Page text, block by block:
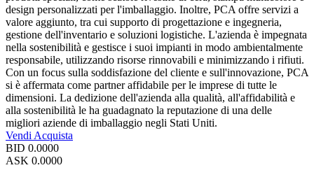
design personalizzati per l'imballaggio. Inoltre, PCA offre servizi a
valore aggiunto, tra cui supporto di progettazione e ingegneria,
gestione dell'inventario e soluzioni logistiche. L'azienda è impegnata
nella sostenibilità e gestisce i suoi impianti in modo ambientalmente
responsabile, utilizzando risorse rinnovabili e minimizzando i rifiuti.
Con un focus sulla soddisfazione del cliente e sull'innovazione, PCA
si è affermata come partner affidabile per le imprese di tutte le
dimensioni. La dedizione dell'azienda alla qualità, all'affidabilità e
alla sostenibilità le ha guadagnato la reputazione di una delle
migliori aziende di imballaggio negli Stati Uniti.
Vendi Acquista
BID 0.0000
ASK 0.0000